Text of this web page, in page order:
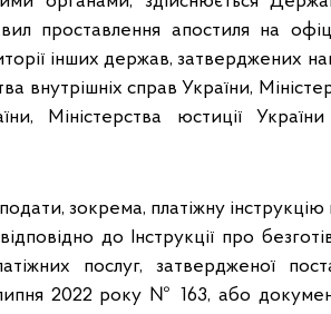
проставлення апостиля на
інших держав, затверджених
внутрішніх справ України,
Міністерства юстиції
зокрема, платіжну
до Інструкції про
послуг, затвердженої
2022 року № 163, або